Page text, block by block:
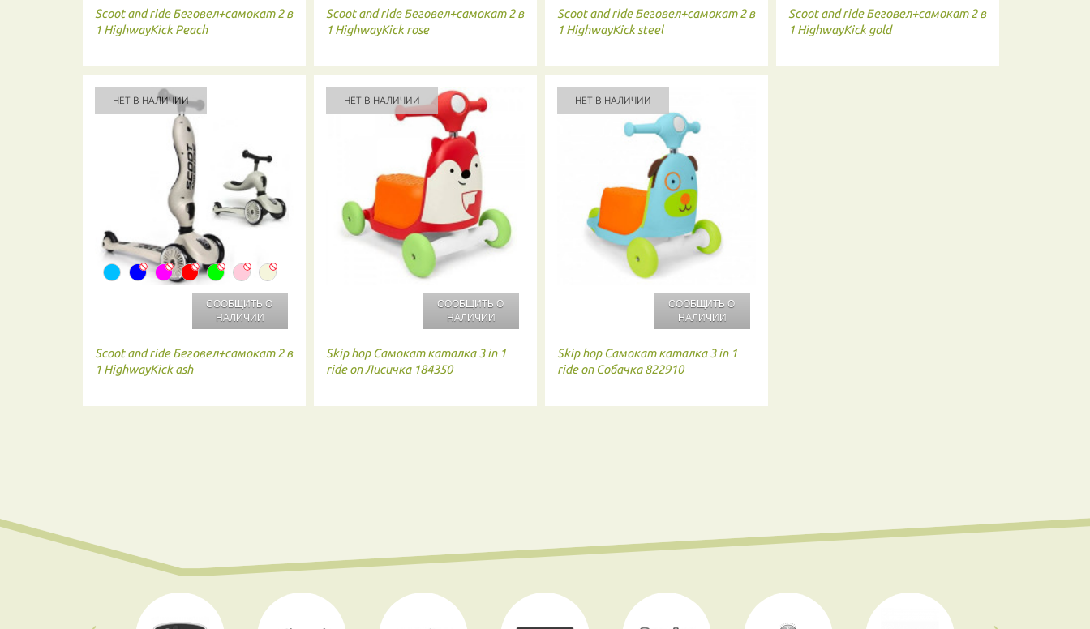
Scoot and ride Беговел+самокат 2 в
1 HighwayKick Peach
Scoot and ride Беговел+самокат 2 в
1 HighwayKick rose
Scoot and ride Беговел+самокат 2 в
1 HighwayKick steel
Scoot and ride Беговел+самокат 2 в
1 HighwayKick gold
НЕТ В НАЛИЧИИ
СООБЩИТЬ О
НАЛИЧИИ
Scoot and ride Беговел+самокат 2 в
1 HighwayKick аsh
НЕТ В НАЛИЧИИ
СООБЩИТЬ О
НАЛИЧИИ
Skip hop Самокат каталка 3 in 1
ride on Лисичка 184350
НЕТ В НАЛИЧИИ
СООБЩИТЬ О
НАЛИЧИИ
Skip hop Самокат каталка 3 in 1
ride on Собачка 822910